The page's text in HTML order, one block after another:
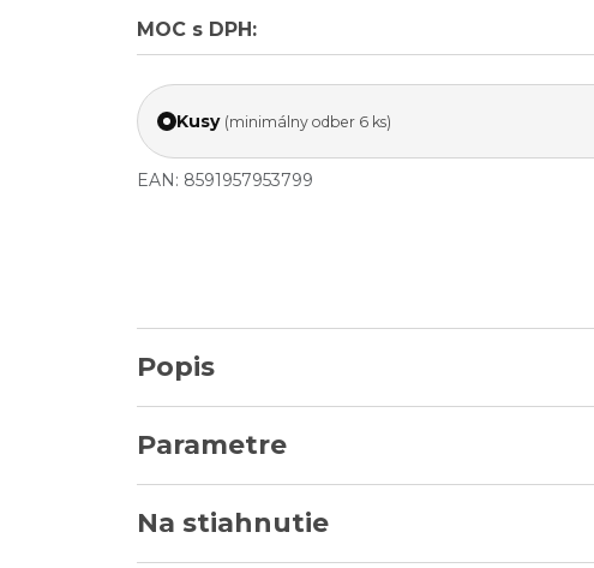
MOC s DPH:
Kusy (minimálny odber 6 ks)
EAN: 8591957953799
Popis
Parametre
Na stiahnutie